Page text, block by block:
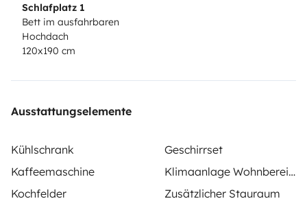
Schlafplatz 1
Bett im ausfahrbaren
Hochdach
120x190 cm
Ausstattungselemente
Kühlschrank
Geschirrset
Kaffeemaschine
Klimaanlage Wohnbereich
Kochfelder
Zusätzlicher Stauraum